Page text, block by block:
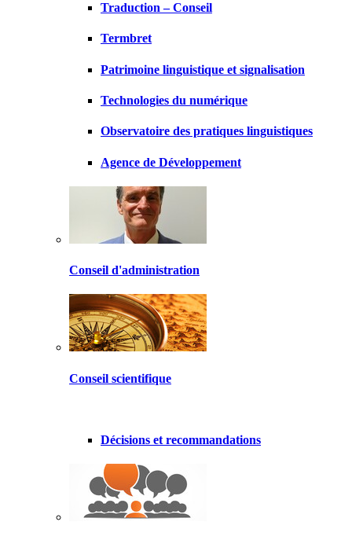
Traduction – Conseil
Termbret
Patrimoine linguistique et signalisation
Technologies du numérique
Observatoire des pratiques linguistiques
Agence de Développement
Conseil d'administration
Conseil scientifique
Décisions et recommandations